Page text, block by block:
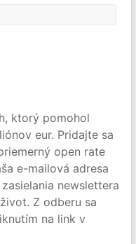
ktorý pomohol
eur. Pridajte sa
open rate
e-mailová adresa
newslettera
Z odberu sa
na link v